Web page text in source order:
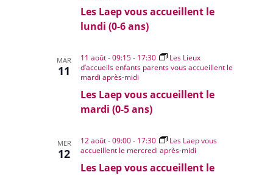
Les Laep vous accueillent le
lundi (0-6 ans)
MAR
11
Les Laep vous accueillent le
mardi (0-5 ans)
11 août - 09:15- 17:30
Les Lieux
d’accueils enfants parents vous accueillent le
mardi après-midi
MER
12
Les Laep vous accueillent le
12 août - 09:00- 17:30
Les Laep vous
accueillent le mercredi après-midi